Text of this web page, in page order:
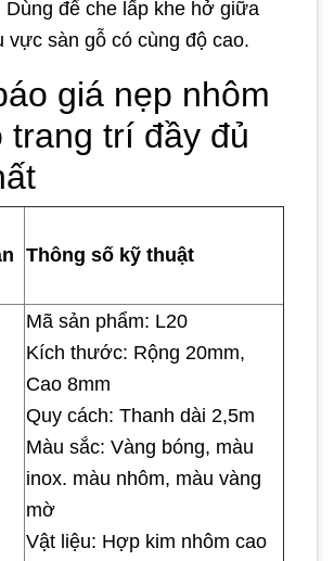
Dùng để che lấp khe hở giữa
vực sàn gỗ có cùng độ cao.
giá nẹp nhôm
trang trí đầy đủ
Thông số kỹ thuật
Mã sản phẩm: L20
Kích thước: Rộng 20mm,
Cao 8mm
Quy cách: Thanh dài 2,5m
Màu sắc: Vàng bóng, màu
inox. màu nhôm, màu vàng
mờ
Vật liệu: Hợp kim nhôm cao